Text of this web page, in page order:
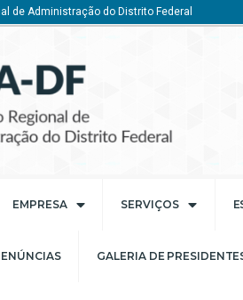
de Administração do Distrito Federal
EMPRESA SERVIÇOS
GALERIA DE